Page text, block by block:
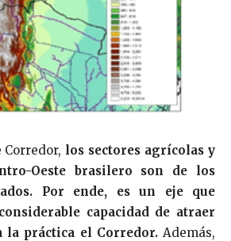
Corredor, los sectores agrícolas y
Oeste brasilero son de los
Por ende, es un eje que
capacidad de atraer
la práctica el Corredor.Además,